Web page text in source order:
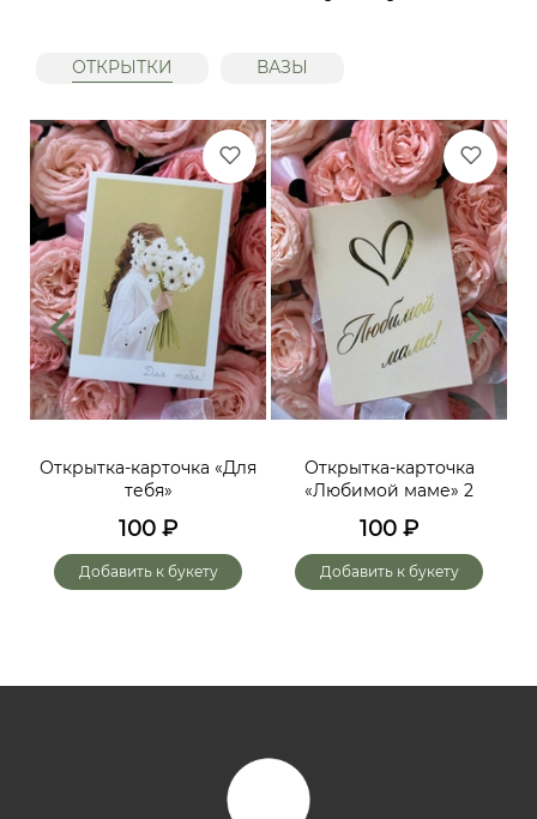
ОТКРЫТКИ ВАЗЫ
Открытка-карточка «Для
тебя»
100 ₽
Добавить к букету
Открытка-карточка
«Любимой маме» 2
100 ₽
Добавить к букету